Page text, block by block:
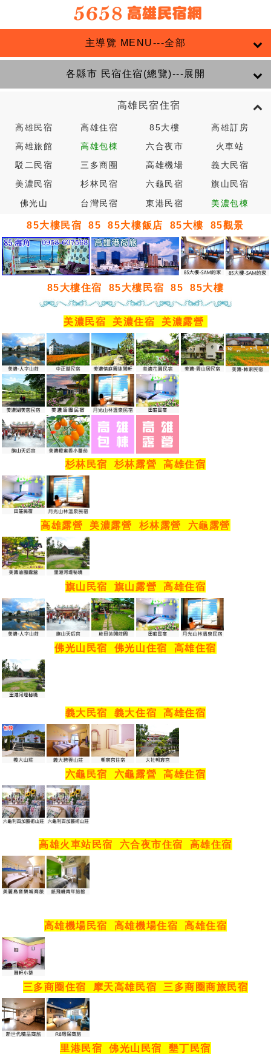
主導覽 MENU---全部
各縣市 民宿住宿(總覽)---展開
高雄民宿住宿
高雄民宿 高雄住宿 85大樓 高雄訂房
高雄旅館 高雄包棟 六合夜市 火車站
駁二民宿 三多商圈 高雄機場 義大民宿
美濃民宿 杉林民宿 六龜民宿 旗山民宿
佛光山 台灣民宿 東港民宿 美濃包棟
85大樓民宿 85 85大樓飯店 85大樓 85觀景
85大樓住宿 85大樓民宿 85 85大樓
美濃民宿 美濃住宿 美濃露營
杉林民宿 杉林露營 高雄住宿
高雄露營 美濃露營 杉林露營 六龜露營
旗山民宿 旗山露營 高雄住宿
佛光山民宿 佛光山住宿 高雄住宿
義大民宿 義大住宿 高雄住宿
六龜民宿 六龜露營 高雄住宿
高雄火車站民宿 六合夜市住宿 高雄住宿
高雄機場民宿 高雄機場住宿 高雄住宿
三多商圈住宿 摩天高雄民宿 三多商圈商旅民宿
里港民宿 佛光山民宿 墾丁民宿